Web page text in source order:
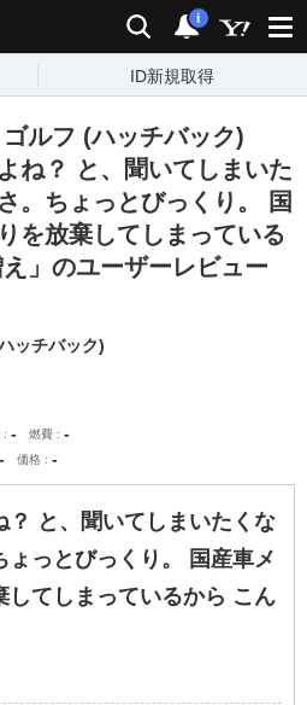
検索 通知
i
ID新規取得
ルフ (ハッチバック)
ね？ と、聞いてしまいた
。ちょっとびっくり。 国
を放棄してしまっている
」のユーザーレビュー
ッチバック)
- 燃費 -
- 価格 -
？ と、聞いてしまいたくな
ょっとびっくり。 国産車メ
してしまっているから こん